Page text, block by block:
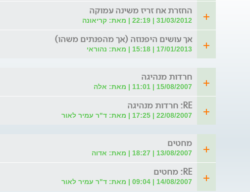
החזרת אח זריז משינה עמוקה
31/03/2012 | 22:19 | מאת: קריאונה
אך עושים היפנוזה (אך מהפנתים משהו)
17/01/2013 | 15:18 | מאת: נהוראי
חרדות מנהיגה
15/08/2007 | 11:01 | מאת: אלה
RE: חרדות מנהיגה
22/08/2007 | 17:25 | מאת: ד"ר עמיר לאור
מחטים
13/08/2007 | 18:27 | מאת: אדוה
RE: מחטים
14/08/2007 | 09:04 | מאת: ד"ר עמיר לאור